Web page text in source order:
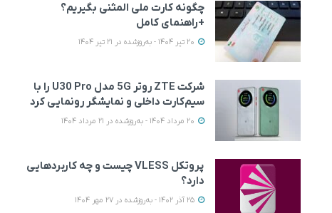
چگونه کارت ملی المثنی بگیریم؟
+راهنمای کامل
شرکت ZTE روتر 5G مدل U30 Pro را با
سیم‌کارت داخلی و نمایشگر رونمایی کرد
پروتکل VLESS چیست و چه کاربردهایی
دارد؟